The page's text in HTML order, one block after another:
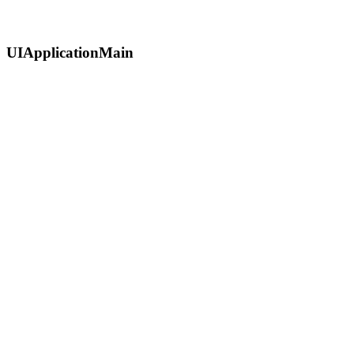
UIApplicationMain